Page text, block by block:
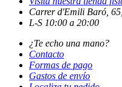
Carrer d'Emili Baró,
L-S 10:00 a 20:00
¿Te echo una mano?
Contacto
Formas de pago
Gastos de envío